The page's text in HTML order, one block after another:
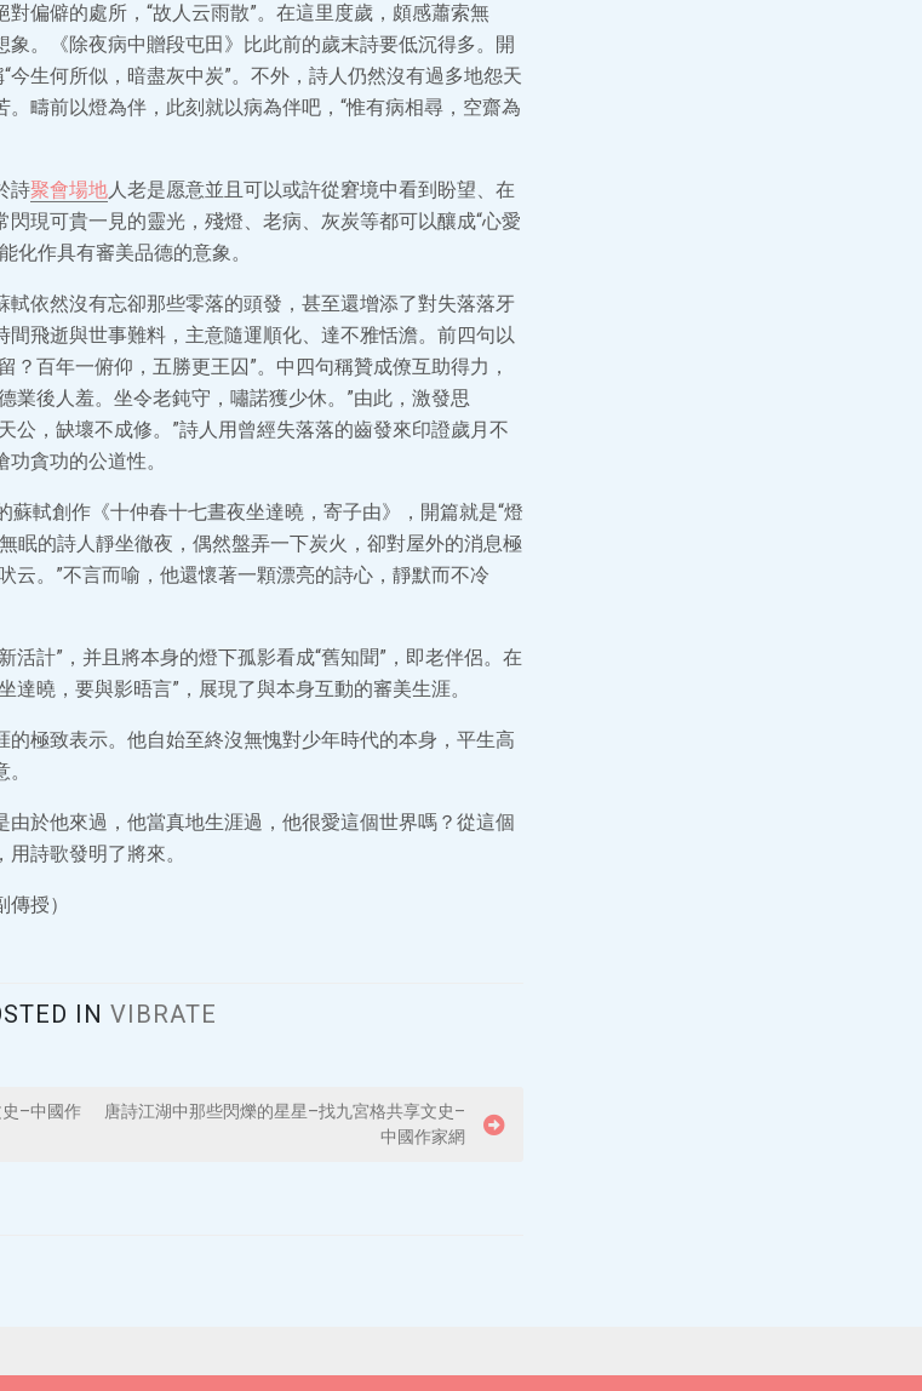
偏僻的處所，“故人云雨散”。在這里度歲，頗感蕭索無
。《除夜病中贈段屯田》比此前的歲末詩要低沉得多。開
今生何所似，暗盡灰中炭”。不外，詩人仍然沒有過多地怨天
疇前以燈為伴，此刻就以病為伴吧，“惟有病相尋，空齋為
詩聚會場地人老是愿意並且可以或許從窘境中看到盼望、在
現可貴一見的靈光，殘燈、老病、灰炭等都可以釀成“心愛
化作具有審美品德的意象。
依然沒有忘卻那些零落的頭發，甚至還增添了對失落落牙
飛逝與世事難料，主意隨運順化、達不雅恬澹。前四句以
？百年一俯仰，五勝更王囚”。中四句稱贊成僚互助得力，
業後人羞。坐令老鈍守，嘯諾獲少休。”由此，激發思
公，缺壞不成修。”詩人用曾經失落落的齒發來印證歲月不
貪功的公道性。
蘇軾創作《十仲春十七晝夜坐達曉，寄子由》，開篇就是“燈
眠的詩人靜坐徹夜，偶然盤弄一下炭火，卻對屋外的消息極
云。”不言而喻，他還懷著一顆漂亮的詩心，靜默而不冷
活計”，并且將本身的燈下孤影看成“舊知聞”，即老伴侶。在
達曉，要與影晤言”，展現了與本身互動的審美生涯。
極致表示。他自始至終沒無愧對少年時代的本身，平生高
由於他來過，他當真地生涯過，他很愛這個世界嗎？從這個
詩歌發明了將來。
授）
IN VIBRATE
–中國作
唐詩江湖中那些閃爍的星星–找九宮格共享文史–
中國作家網